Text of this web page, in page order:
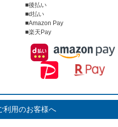
■後払い
■d払い
■Amazon Pay
■楽天Pay
利用のお客様へ